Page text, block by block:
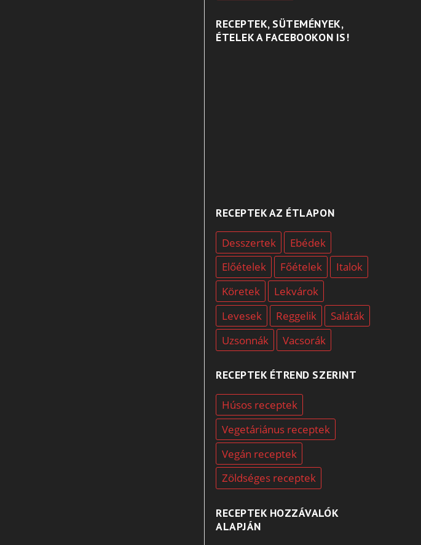
RECEPTEK, SÜTEMÉNYEK,
ÉTELEK A FACEBOOKON IS!
RECEPTEK AZ ÉTLAPON
Desszertek
Ebédek
Előételek
Főételek
Italok
Köretek
Lekvárok
Levesek
Reggelik
Saláták
Uzsonnák
Vacsorák
RECEPTEK ÉTREND SZERINT
Húsos receptek
Vegetáriánus receptek
Vegán receptek
Zöldséges receptek
RECEPTEK HOZZÁVALÓK
ALAPJÁN